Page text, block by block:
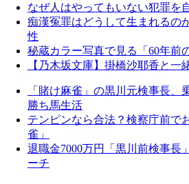
なぜ人はやってもいない犯罪を
痴漢冤罪はどうして生まれるの
性
秘蔵カラー写真で見る「60年前
【乃木坂文庫】掛橋沙耶香と一
「賭け麻雀」の黒川元検事長、
勝ち馬生活
テンピンなら合法？検察庁前で
雀」
退職金7000万円「黒川前検事長
ーチ